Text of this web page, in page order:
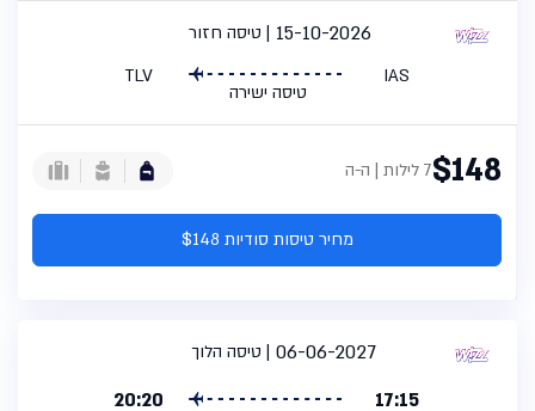
טיסה חזור 15-10-2026
IAS
טיסה ישירה
TLV
$1487 לילות | ה-ה
מחיר טיסות סודיות $148
טיסה הלוך
06-06-2027
17:15
20:20